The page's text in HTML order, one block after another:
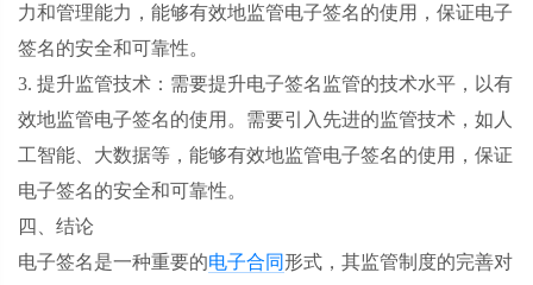
力和管理能力，能够有效地监管电子签名的使用，保证电子
签名的安全和可靠性。
3. 提升监管技术：需要提升电子签名监管的技术水平，以有
效地监管电子签名的使用。需要引入先进的监管技术，如人
工智能、大数据等，能够有效地监管电子签名的使用，保证
电子签名的安全和可靠性。
四、结论
电子签名是一种重要的电子合同 形式，其监管制度的完善对